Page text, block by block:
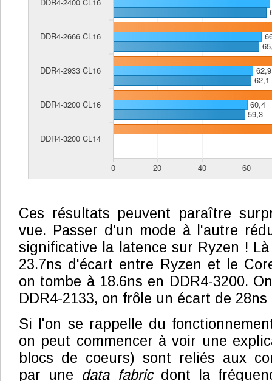
Ces résultats peuvent paraître
vue. Passer d'un mode à l'autre
significative la latence sur Ryzen !
23.7ns d'écart entre Ryzen et le
on tombe à 18.6ns en DDR4-3200.
DDR4-2133, on frôle un écart de 28ns
Si l'on se rappelle du
on peut commencer à voir une
blocs de coeurs) sont reliés aux
par une data fabricdont la